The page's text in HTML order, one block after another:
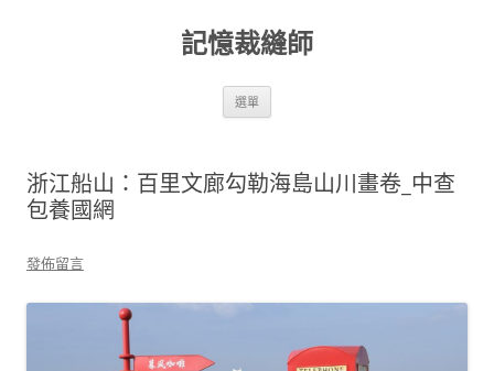
記憶裁縫師
選單
浙江船山：百里文廊勾勒海島山川畫卷_中查
包養國網
發佈留言